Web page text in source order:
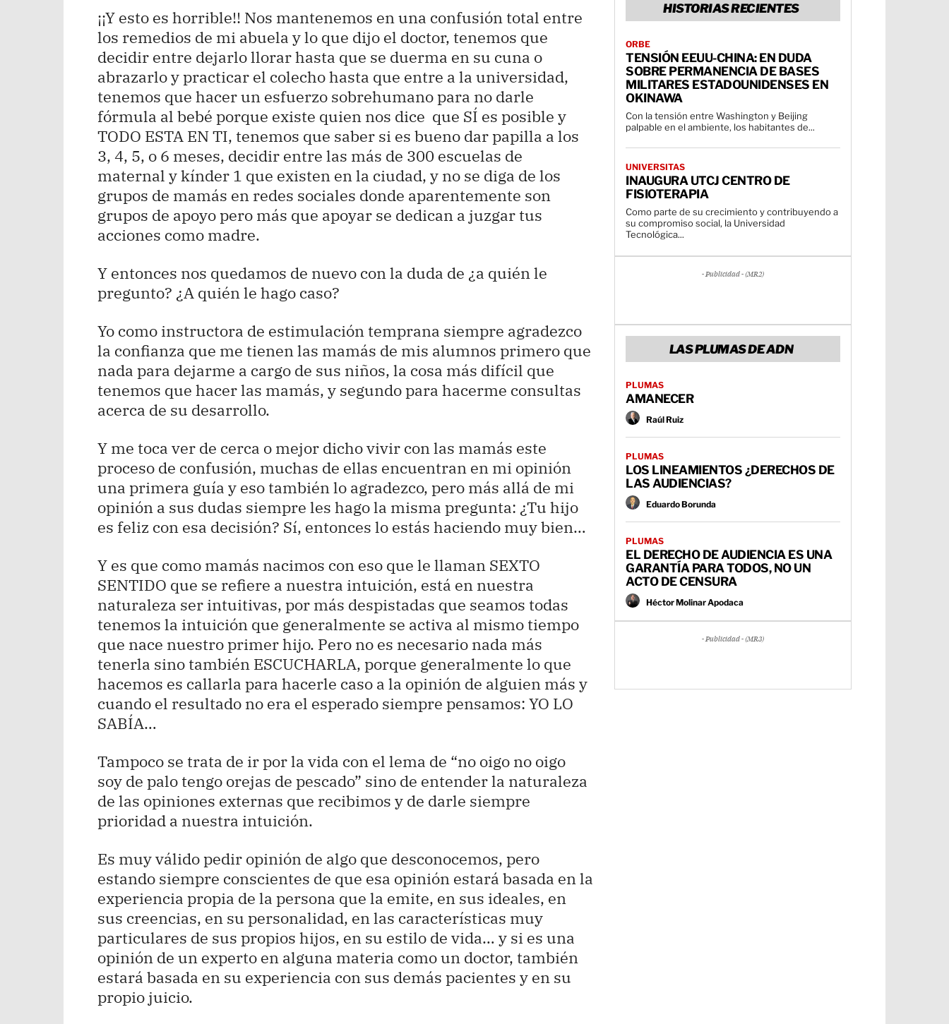
¡¡Y esto es horrible!! Nos mantenemos en una confusión total entre
los remedios de mi abuela y lo que dijo el doctor, tenemos que
decidir entre dejarlo llorar hasta que se duerma en su cuna o
abrazarlo y practicar el colecho hasta que entre a la universidad,
tenemos que hacer un esfuerzo sobrehumano para no darle
fórmula al bebé porque existe quien nos dice que SÍ es posible y
TODO ESTA EN TI, tenemos que saber si es bueno dar papilla a los
3, 4, 5, o 6 meses, decidir entre las más de 300 escuelas de
maternal y kínder 1 que existen en la ciudad, y no se diga de los
grupos de mamás en redes sociales donde aparentemente son
grupos de apoyo pero más que apoyar se dedican a juzgar tus
acciones como madre.
Y entonces nos quedamos de nuevo con la duda de ¿a quién le
pregunto? ¿A quién le hago caso?
Yo como instructora de estimulación temprana siempre agradezco
la confianza que me tienen las mamás de mis alumnos primero que
nada para dejarme a cargo de sus niños, la cosa más difícil que
tenemos que hacer las mamás, y segundo para hacerme consultas
acerca de su desarrollo.
Y me toca ver de cerca o mejor dicho vivir con las mamás este
proceso de confusión, muchas de ellas encuentran en mi opinión
una primera guía y eso también lo agradezco, pero más allá de mi
opinión a sus dudas siempre les hago la misma pregunta: ¿Tu hijo
es feliz con esa decisión? Sí, entonces lo estás haciendo muy bien…
Y es que como mamás nacimos con eso que le llaman SEXTO
SENTIDO que se refiere a nuestra intuición, está en nuestra
naturaleza ser intuitivas, por más despistadas que seamos todas
tenemos la intuición que generalmente se activa al mismo tiempo
que nace nuestro primer hijo. Pero no es necesario nada más
tenerla sino también ESCUCHARLA, porque generalmente lo que
hacemos es callarla para hacerle caso a la opinión de alguien más y
cuando el resultado no era el esperado siempre pensamos: YO LO
SABÍA…
Tampoco se trata de ir por la vida con el lema de “no oigo no oigo
soy de palo tengo orejas de pescado” sino de entender la naturaleza
de las opiniones externas que recibimos y de darle siempre
prioridad a nuestra intuición.
Es muy válido pedir opinión de algo que desconocemos, pero
estando siempre conscientes de que esa opinión estará basada en la
experiencia propia de la persona que la emite, en sus ideales, en
sus creencias, en su personalidad, en las características muy
particulares de sus propios hijos, en su estilo de vida… y si es una
opinión de un experto en alguna materia como un doctor, también
estará basada en su experiencia con sus demás pacientes y en su
propio juicio.
HISTORIAS RECIENTES
ORBE
TENSIÓN EEUU-CHINA: EN DUDA
SOBRE PERMANENCIA DE BASES
MILITARES ESTADOUNIDENSES EN
OKINAWA
Con la tensión entre Washington y Beijing
palpable en el ambiente, los habitantes de...
UNIVERSITAS
INAUGURA UTCJ CENTRO DE
FISIOTERAPIA
Como parte de su crecimiento y contribuyendo a
su compromiso social, la Universidad
Tecnológica...
- Publicidad - (MR2)
LAS PLUMAS DE ADN
PLUMAS
AMANECER
Raúl Ruiz
PLUMAS
LOS LINEAMIENTOS ¿DERECHOS DE
LAS AUDIENCIAS?
Eduardo Borunda
PLUMAS
EL DERECHO DE AUDIENCIA ES UNA
GARANTÍA PARA TODOS, NO UN
ACTO DE CENSURA
Héctor Molinar Apodaca
- Publicidad - (MR3)